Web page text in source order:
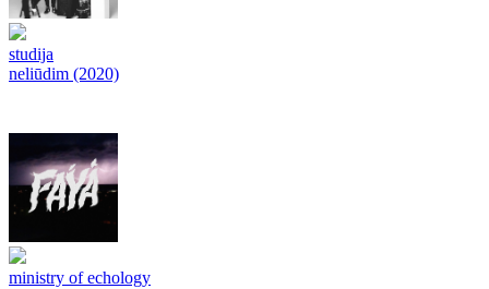
studija
neliūdim (2020)
ministry of echology